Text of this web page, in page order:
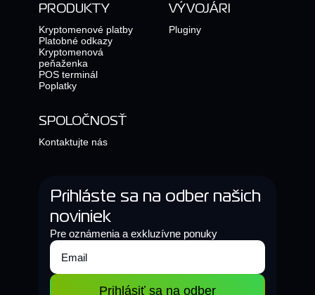
PRODUKTY
Kryptomenové platby
Platobné odkazy
Kryptomenová
peňaženka
POS terminál
Poplatky
VÝVOJÁRI
Pluginy
SPOLOČNOSŤ
Kontaktujte nás
Prihláste sa na odber našich
noviniek
Pre oznámenia a exkluzívne ponuky
Prihlásiť sa na odber